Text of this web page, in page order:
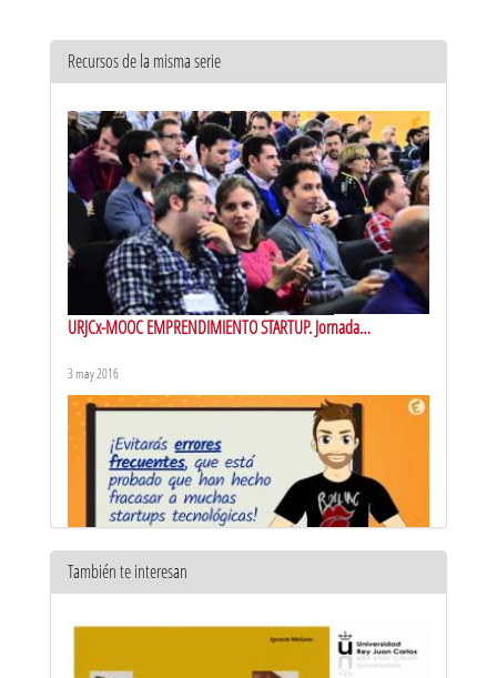
Recursos de la misma serie
URJCx-MOOC EMPRENDIMIENTO STARTUP. Jornada
3 may 2016
También te interesan